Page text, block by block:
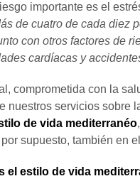
importante es el
de cuatro de cada diez
con otros factores de
cardíacas y
comprometida con la
nuestros servicios sobre
de vida mediterranéo
supuesto, también en
el estilo de vida